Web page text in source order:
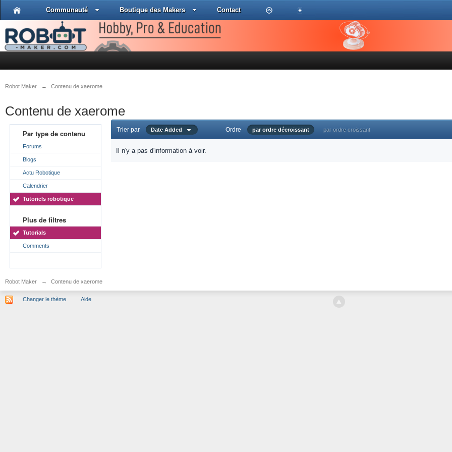
Communauté Boutique des Makers Contact
Robot Maker → Contenu de xaerome
Contenu de xaerome
Par type de contenu
Forums
Blogs
Actu Robotique
Calendrier
Tutoriels robotique
Plus de filtres
Tutorials
Comments
Trier par Date Added Ordre par ordre décroissant par ordre croissant
Il n'y a pas d'information à voir.
Robot Maker → Contenu de xaerome
Changer le thème Aide